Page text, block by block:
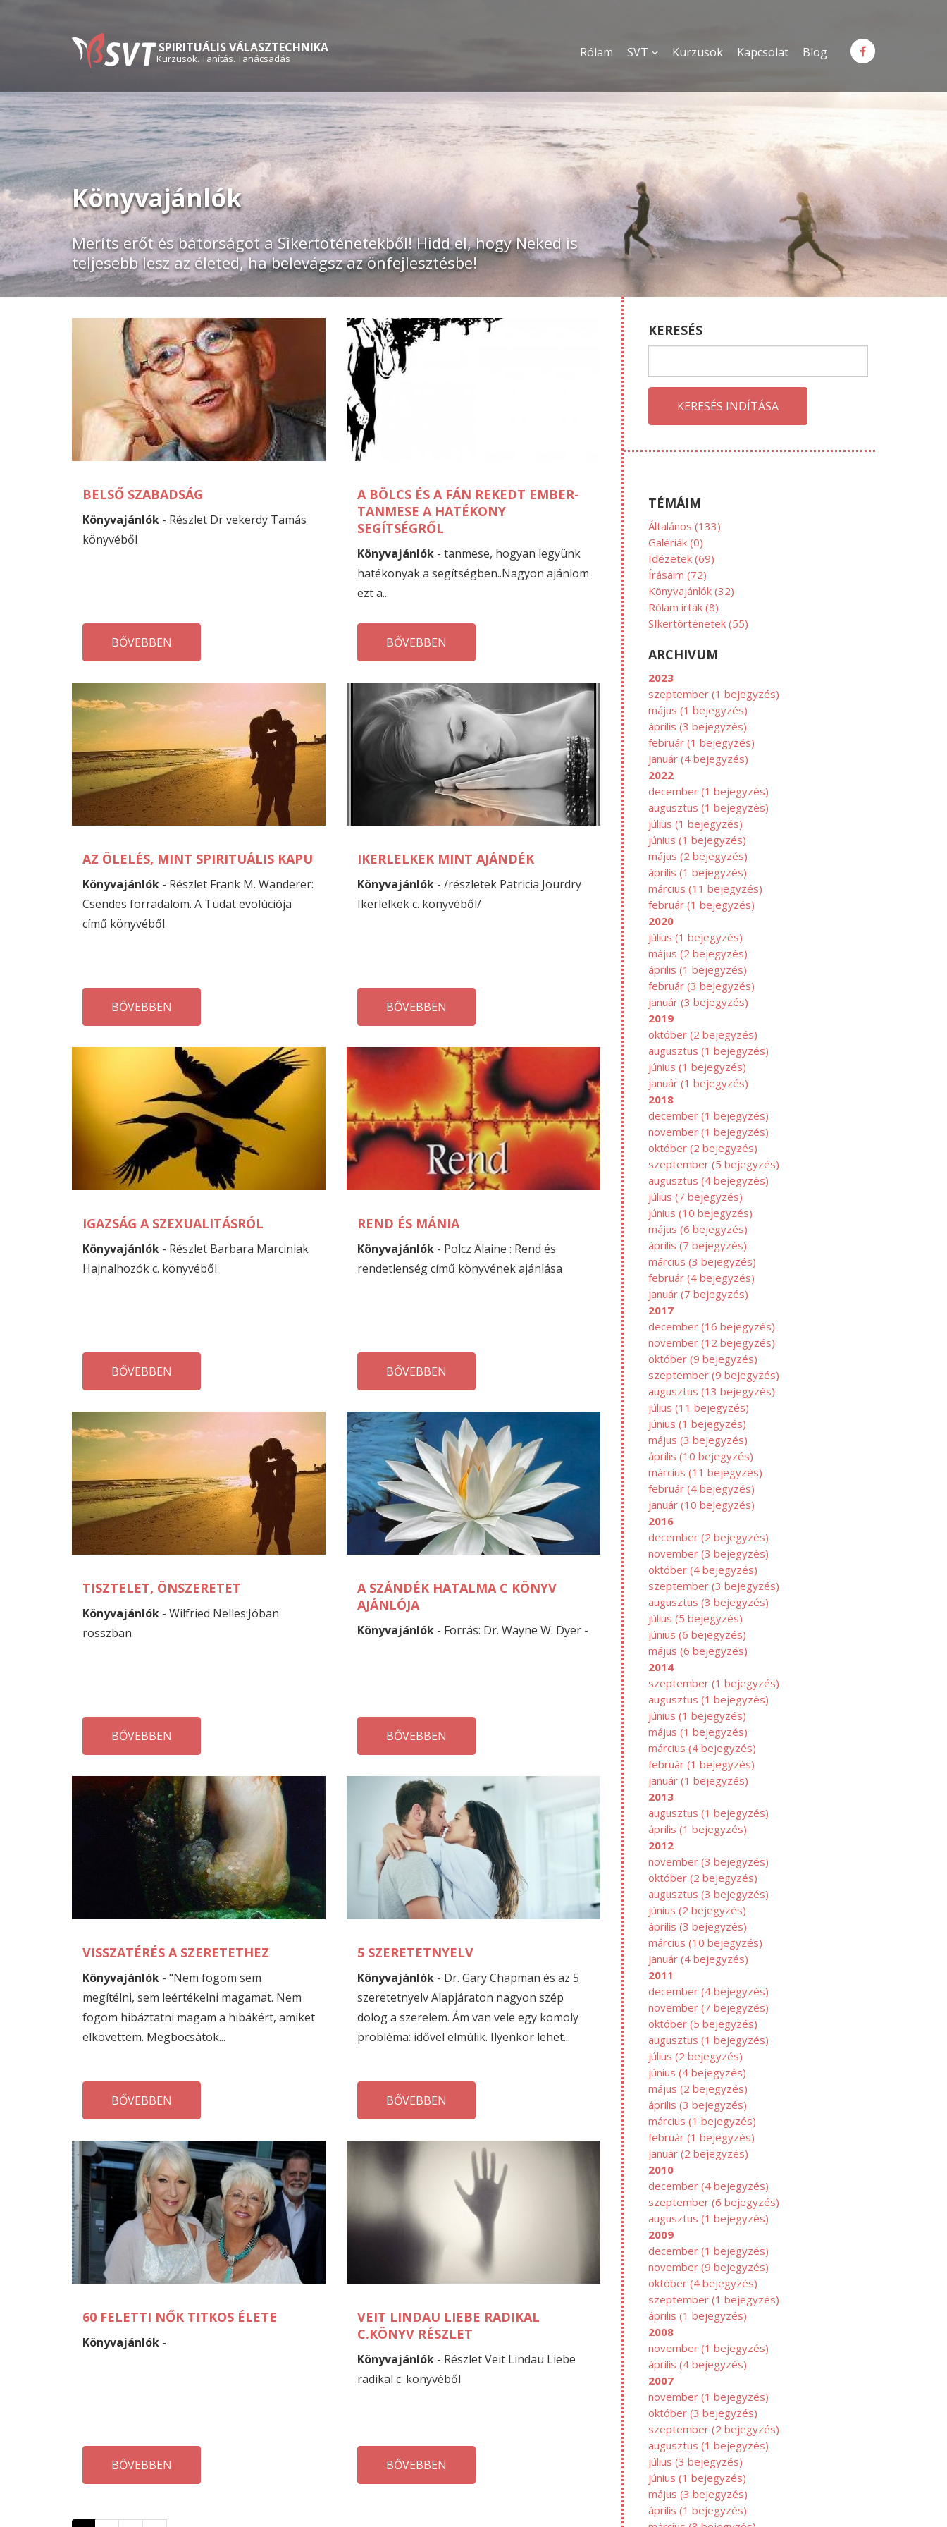
SPIRITUÁLIS VÁLASZTECHNIKA
Kurzusok. Tanítás. Tanácsadás Rólam SVT Kurzusok Kapcsolat Blog
Könyvajánlók
Meríts erőt és bátorságot a Sikertöténetekből! Hidd el, hogy Neked is
teljesebb lesz az életed, ha belevágsz az önfejlesztésbe!
JANUÁR
12
BELSŐ SZABADSÁG
Könyvajánlók - Részlet Dr vekerdy Tamás
könyvéből
BŐVEBBEN
DECEMBER
07
A BÖLCS ÉS A FÁN REKEDT EMBER-
TANMESE A HATÉKONY
SEGÍTSÉGRŐL
Könyvajánlók - tanmese, hogyan legyünk
hatékonyak a segítségben..Nagyon ajánlom
ezt a...
BŐVEBBEN
AZ ÖLELÉS, MINT SPIRITUÁLIS KAPU
Könyvajánlók - Részlet Frank M. Wanderer:
Csendes forradalom. A Tudat evolúciója
című könyvéből
BŐVEBBEN
NOVEMBER
27
IKERLELKEK MINT AJÁNDÉK
Könyvajánlók - /részletek Patricia Jourdry
Ikerlelkek c. könyvéből/
BŐVEBBEN
NOVEMBER
25
IGAZSÁG A SZEXUALITÁSRÓL
Könyvajánlók - Részlet Barbara Marciniak
Hajnalhozók c. könyvéből
BŐVEBBEN
OKTÓBER
29
REND ÉS MÁNIA
Könyvajánlók - Polcz Alaine : Rend és
rendetlenség című könyvének ajánlása
BŐVEBBEN
AUGUSZTUS
TISZTELET, ÖNSZERETET
Könyvajánlók - Wilfried Nelles:Jóban
rosszban
BŐVEBBEN
MÁJUS
10
A SZÁNDÉK HATALMA C KÖNYV
AJÁNLÓJA
Könyvajánlók - Forrás: Dr. Wayne W. Dyer -
BŐVEBBEN
ÁPRILIS
VISSZATÉRÉS A SZERETETHEZ
Könyvajánlók - "Nem fogom sem
megítélni, sem leértékelni magamat. Nem
fogom hibáztatni magam a hibákért, amiket
elkövettem. Megbocsátok...
BŐVEBBEN
ÁPRILIS
09
5 SZERETETNYELV
Könyvajánlók - Dr. Gary Chapman és az 5
szeretetnyelv Alapjáraton nagyon szép
dolog a szerelem. Ám van vele egy komoly
probléma: idővel elmúlik. Ilyenkor lehet...
BŐVEBBEN
60 FELETTI NŐK TITKOS ÉLETE
Könyvajánlók -
BŐVEBBEN
MÁRCIUS
07
VEIT LINDAU LIEBE RADIKAL
C.KÖNYV RÉSZLET
Könyvajánlók - Részlet Veit Lindau Liebe
radikal c. könyvéből
BŐVEBBEN
KERESÉS
KERESÉS INDÍTÁSA
TÉMÁIM
Általános (133)
Galériák (0)
Idézetek (69)
Írásaim (72)
Könyvajánlók (32)
Rólam írták (8)
SIkertörténetek (55)
ARCHIVUM
2023
szeptember (1 bejegyzés)
május (1 bejegyzés)
április (3 bejegyzés)
február (1 bejegyzés)
január (4 bejegyzés)
2022
december (1 bejegyzés)
augusztus (1 bejegyzés)
július (1 bejegyzés)
június (1 bejegyzés)
május (2 bejegyzés)
április (1 bejegyzés)
március (11 bejegyzés)
február (1 bejegyzés)
2020
július (1 bejegyzés)
május (2 bejegyzés)
április (1 bejegyzés)
február (3 bejegyzés)
január (3 bejegyzés)
2019
október (2 bejegyzés)
augusztus (1 bejegyzés)
június (1 bejegyzés)
január (1 bejegyzés)
2018
december (1 bejegyzés)
november (1 bejegyzés)
október (2 bejegyzés)
szeptember (5 bejegyzés)
augusztus (4 bejegyzés)
július (7 bejegyzés)
június (10 bejegyzés)
május (6 bejegyzés)
április (7 bejegyzés)
március (3 bejegyzés)
február (4 bejegyzés)
január (7 bejegyzés)
2017
december (16 bejegyzés)
november (12 bejegyzés)
október (9 bejegyzés)
szeptember (9 bejegyzés)
augusztus (13 bejegyzés)
július (11 bejegyzés)
június (1 bejegyzés)
május (3 bejegyzés)
április (10 bejegyzés)
március (11 bejegyzés)
február (4 bejegyzés)
január (10 bejegyzés)
2016
december (2 bejegyzés)
november (3 bejegyzés)
október (4 bejegyzés)
szeptember (3 bejegyzés)
augusztus (3 bejegyzés)
július (5 bejegyzés)
június (6 bejegyzés)
május (6 bejegyzés)
2014
szeptember (1 bejegyzés)
augusztus (1 bejegyzés)
június (1 bejegyzés)
május (1 bejegyzés)
március (4 bejegyzés)
február (1 bejegyzés)
január (1 bejegyzés)
2013
augusztus (1 bejegyzés)
április (1 bejegyzés)
2012
november (3 bejegyzés)
október (2 bejegyzés)
augusztus (3 bejegyzés)
június (2 bejegyzés)
április (3 bejegyzés)
március (10 bejegyzés)
január (4 bejegyzés)
2011
december (4 bejegyzés)
november (7 bejegyzés)
október (5 bejegyzés)
augusztus (1 bejegyzés)
július (2 bejegyzés)
június (4 bejegyzés)
május (2 bejegyzés)
április (3 bejegyzés)
március (1 bejegyzés)
február (1 bejegyzés)
január (2 bejegyzés)
2010
december (4 bejegyzés)
szeptember (6 bejegyzés)
augusztus (1 bejegyzés)
2009
december (1 bejegyzés)
november (9 bejegyzés)
október (4 bejegyzés)
szeptember (1 bejegyzés)
április (1 bejegyzés)
2008
november (1 bejegyzés)
április (4 bejegyzés)
2007
november (1 bejegyzés)
október (3 bejegyzés)
szeptember (2 bejegyzés)
augusztus (1 bejegyzés)
július (3 bejegyzés)
június (1 bejegyzés)
május (3 bejegyzés)
április (1 bejegyzés)